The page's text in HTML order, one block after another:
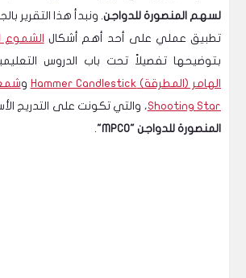
لسهم المنصورة للدواجن . ونبدأ هذا التقرير
تطبيق عملي على أحد أهم أشكال الشموع
بتوضيحها تفصيلاً تحت باب الدروس
الهامر (المطرقة) Hammer Candlestick
و
Shooting Star، والتي تكونت على التدريج
المنصورة للدواجن "MPCO"